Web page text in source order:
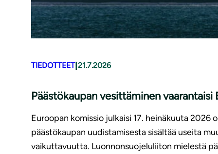
TIEDOTTEET| 21.7.2026
Päästökaupan vesittäminen
Euroopan komissio julkaisi 17. heinäkuuta
päästökaupan uudistamisesta sisältää useita
vaikuttavuutta. Luonnonsuojeluliiton mielestä